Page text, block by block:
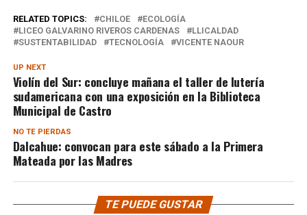
RELATED TOPICS: CHILOE
ECOLOGÍA
LICEO GALVARINO RIVEROS CARDENAS
LLICALDAD
SUSTENTABILIDAD
TECNOLOGÍA VICENTE NAOUR
UP NEXT
Violín del Sur: concluye mañana el taller de lutería
sudamericana con una exposición en la Biblioteca
Municipal de Castro
NO TE PIERDAS
Dalcahue: convocan para este sábado a la Primera
Mateada por las Madres
TE PUEDE GUSTAR